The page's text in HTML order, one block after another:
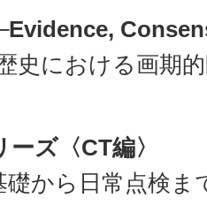
史における画期
ズ〈CT編〉
から日常点検ま